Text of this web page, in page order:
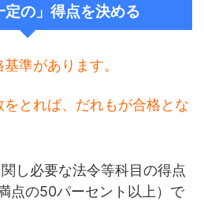
定の」得点を決める
準があります。
をとれば、だれもが合格とな
し必要な法令等科目の得点
点の50パーセント以上）で